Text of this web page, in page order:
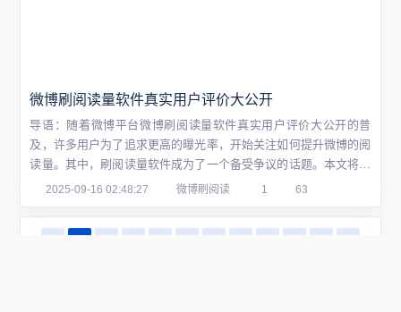
微博刷阅读量软件真实用户评价大公开
导语：随着微博平台微博刷阅读量软件真实用户评价大公开的普
及，许多用户为了追求更高的曝光率，开始关注如何提升微博的阅
读量。其中，刷阅读量软件成为了一个备受争议的话题。本文将通
过问答的形式，深入探讨微博刷阅读量软件的优缺点，并公开真实
2025-09-16 02:48:27 微博刷阅读 1 63